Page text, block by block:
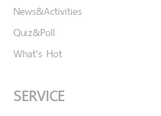
News&Activities
Quiz&Poll
What's Hot
SERVICE